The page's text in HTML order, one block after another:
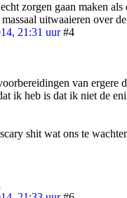
zorgen gaan maken
uitwaaieren over
21:31 uur #4
van ergere
ik heb is dat ik niet de
shit wat ons te